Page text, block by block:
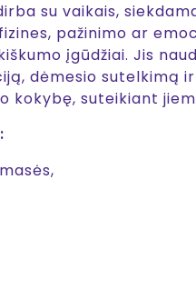
su vaikais,
pažinimo ar
įgūdžiai. Jis
dėmesio
suteikiant